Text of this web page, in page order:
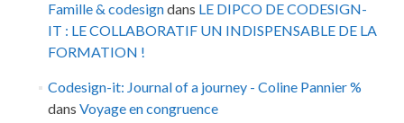
Famille & codesigndans LE DIPCO DE CODESIGN-
IT : LE COLLABORATIF UN INDISPENSABLE DE LA
FORMATION !
Codesign-it: Journal of a journey - Coline Pannier %
dans Voyage en congruence